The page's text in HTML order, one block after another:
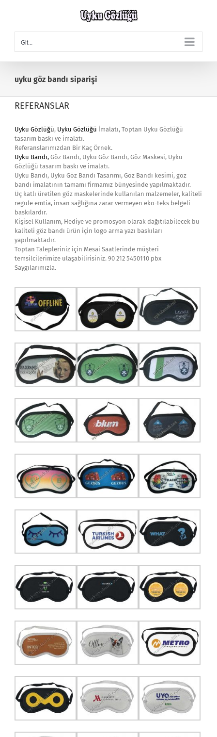
Git...
uyku göz bandı siparişi
REFERANSLAR
Uyku Gözlüğü, Uyku Gözlüğü İmalatı, Toptan Uyku Gözlüğü
tasarım baskı ve imalatı.
Referanslarımızdan Bir Kaç Örnek.
Uyku Bandı, Göz Bandı, Uyku Göz Bandı, Göz Maskesi, Uyku
Gözlüğü tasarım baskı ve imalatı.
Uyku Bandı, Uyku Göz Bandı Tasarımı, Göz Bandı kesimi, göz
bandı imalatının tamamı firmamız bünyesinde yapılmaktadır.
Üç katlı üretilen göz maskelerinde kullanılan malzemeler, kaliteli
regule emtia, insan sağlığına zarar vermeyen eko-teks belgeli
baskılardır.
Kişisel Kullanım, Hediye ve promosyon olarak dağıtılabilecek bu
kaliteli göz bandı ürün için logo arma yazı baskıları
yapılmaktadır.
Toptan Talepleriniz için Mesai Saatlerinde müşteri
temsilcilerimize ulaşabilirisiniz. 90 212 5450110 pbx
Saygılarımızla.